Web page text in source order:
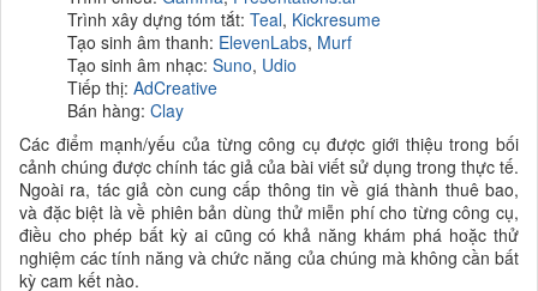
Trình xây dựng tóm tắt: Teal, Kickresume
Tạo sinh âm thanh: ElevenLabs, Murf
Tạo sinh âm nhạc: Suno, Udio
Tiếp thị: AdCreative
Bán hàng: Clay
Các điểm mạnh/yếu của từng công cụ được giới thiệu trong bối
cảnh chúng được chính tác giả của bài viết sử dụng trong thực tế.
Ngoài ra, tác giả còn cung cấp thông tin về giá thành thuê bao,
và đặc biệt là về phiên bản dùng thử miễn phí cho từng công cụ,
điều cho phép bất kỳ ai cũng có khả năng khám phá hoặc thử
nghiệm các tính năng và chức năng của chúng mà không cần bất
kỳ cam kết nào.